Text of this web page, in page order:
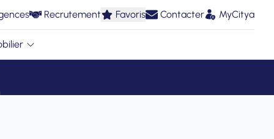
Recrutement Favoris Contacter MyCitya